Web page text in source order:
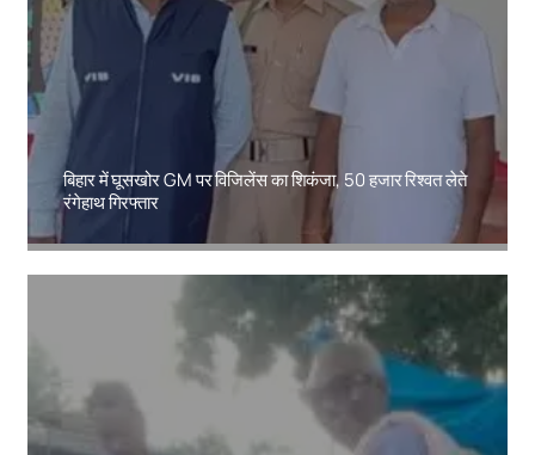
बिहार में घूसखोर GM पर विजिलेंस का शिकंजा, 50 हजार रिश्वत लेते
रंगेहाथ गिरफ्तार